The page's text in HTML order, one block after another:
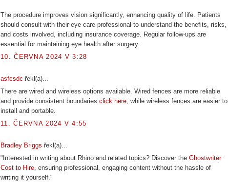
The procedure improves vision significantly, enhancing quality of life. Patients
should consult with their eye care professional to understand the benefits, risks,
and costs involved, including insurance coverage. Regular follow-ups are
essential for maintaining eye health after surgery.
10. ČERVNA 2024 V 3:28
asfcsdc řekl(a)...
There are wired and wireless options available. Wired fences are more reliable
and provide consistent boundaries click here, while wireless fences are easier to
install and portable.
11. ČERVNA 2024 V 4:55
Bradley Briggs řekl(a)...
"Interested in writing about Rhino and related topics? Discover the Ghostwriter
Cost to Hire, ensuring professional, engaging content without the hassle of
writing it yourself."